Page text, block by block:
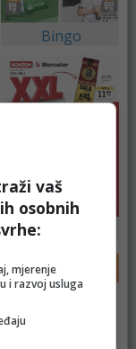
Bingo
Merkator
vaš
osobnih
mjerenje
i razvoj usluga